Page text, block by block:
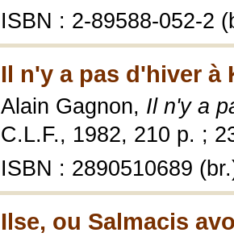
ISBN : 2-89588-052-2
Il n'y a pas d'hiver à
Alain Gagnon, Il n'y a
C.L.F., 1982, 210 p. ;
ISBN : 2890510689
Ilse, ou Salmacis